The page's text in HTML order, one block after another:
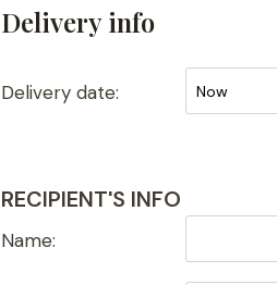
Delivery info
Delivery date:
RECIPIENT'S INFO
Name: